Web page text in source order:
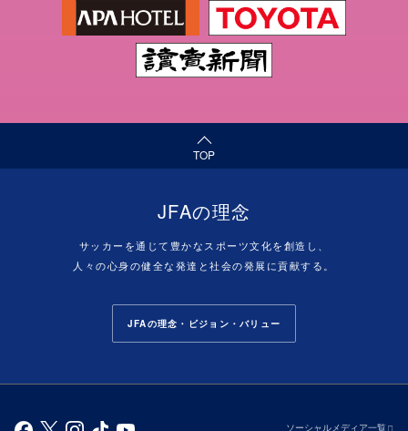
TOP
（ページの先頭へ）
JFAの理念
サッカーを通じて豊かなスポーツ文化を創造し、
人々の心身の健全な発達と社会の発展に貢献する。
JFAの理念・ビジョン・バリュー
ソーシャルメディア一覧